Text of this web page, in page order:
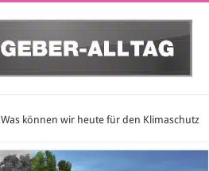
Was können wir heute für den Klimaschutz